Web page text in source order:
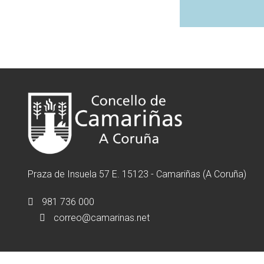
Praza de Insuela 57 E. 15123 - Camariñas (A Coruña)
981 736 000
correo@camarinas.net